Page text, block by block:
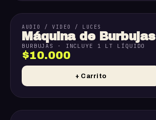
AUDIO / VIDEO / LUCES
Máquina de Burbujas
BURBUJAS · INCLUYE 1 LT LÍQUIDO
$10.000
+ Carrito